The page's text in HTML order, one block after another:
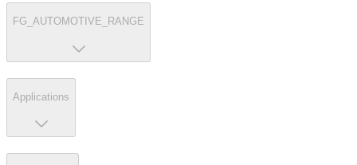
FG_AUTOMOTIVE_RANGE
Applications